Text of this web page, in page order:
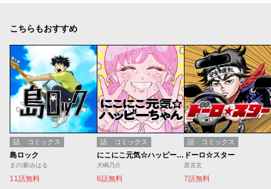
こちらもおすすめ
話 コミックス
島ロック
まの瀬/みはる
11話無料
話 コミックス
にこにこ元気☆ハッピーちゃん
犬嶋乃介
6話無料
話 コミックス
ドーロ☆スター
原克玄
7話無料